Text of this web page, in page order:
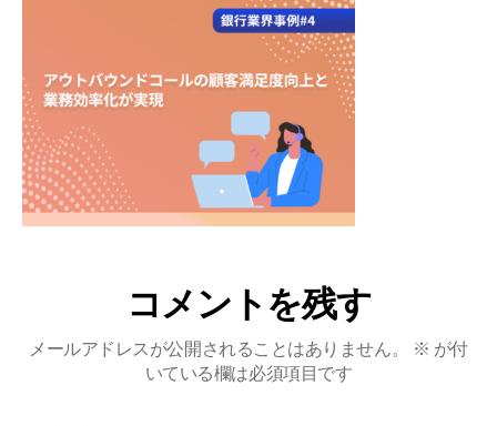
コメントを残す
メールアドレスが公開されることはありません。 ※ が付
いている欄は必須項目です